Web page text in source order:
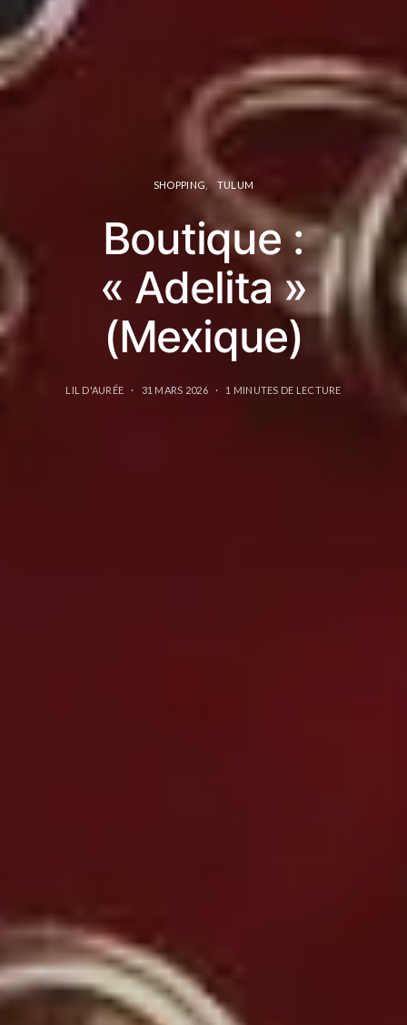
SHOPPING TULUM
Boutique :
« Adelita »
(Mexique)
LIL D'AURÉE 31 MARS 2026 1 MINUTES DE LECTURE